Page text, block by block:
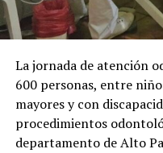
adelantó que la entidad
digital para facilitar la
Asunción o Ciudad del
La jornada de atención
600 personas, entre
mayores y con
procedimientos
departamento de Alto